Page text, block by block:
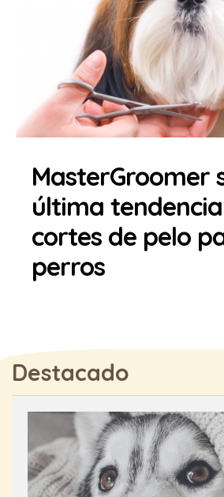
MasterGroomer
última
cortes de pelo
perros
Destacado